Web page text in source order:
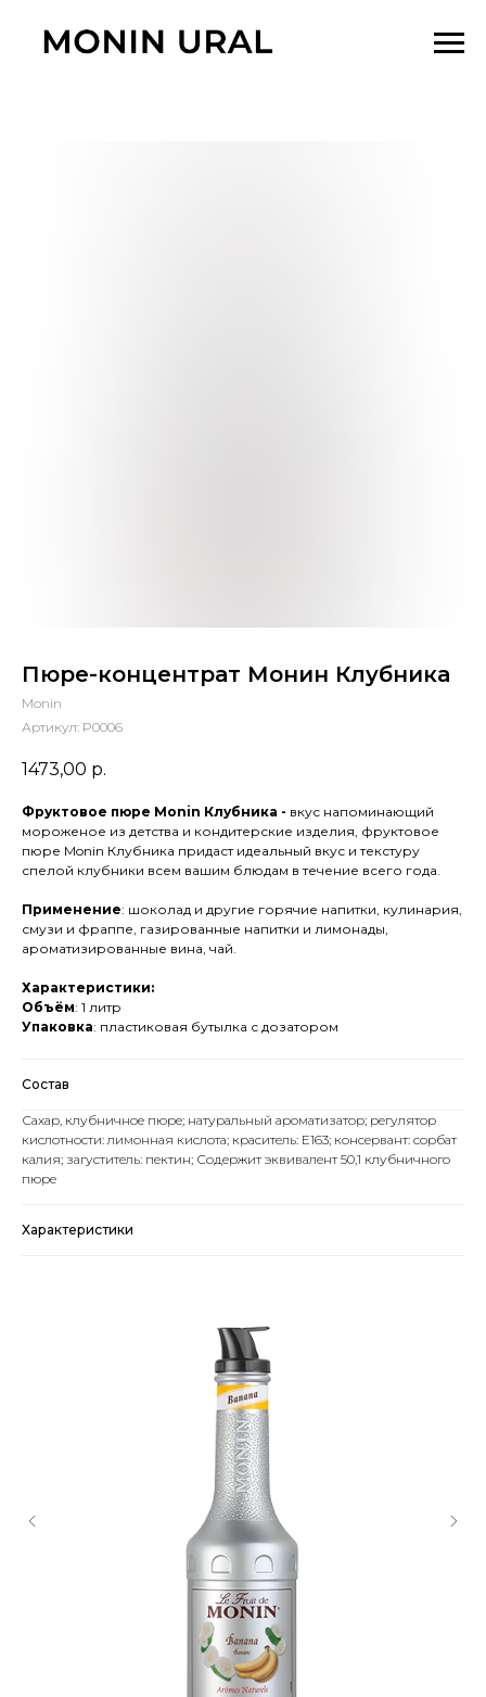
Пюре-концентрат Монин Клубника
Monin
Артикул: P0006
1473,00 р.
Фруктовое пюре Monin Клубника - вкус напоминающий
мороженое из детства и кондитерские изделия, фруктовое
пюре Monin Клубника придаст идеальный вкус и текстуру
спелой клубники всем вашим блюдам в течение всего года.
Применение: шоколад и другие горячие напитки, кулинария,
смузи и фраппе, газированные напитки и лимонады,
ароматизированные вина, чай.
Характеристики:
Объём: 1 литр
Упаковка: пластиковая бутылка с дозатором
Состав
Сахар, клубничное пюре; натуральный ароматизатор; регулятор
кислотности: лимонная кислота; краситель: Е163; консервант: сорбат
калия; загуститель: пектин; Содержит эквивалент 50,1 клубничного
пюре
Характеристики